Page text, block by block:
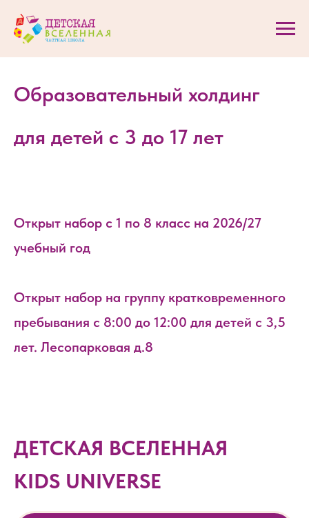
Образовательный холдинг
для детей с 3 до 17 лет
Открыт набор с 1 по 8 класс на 2026/27
учебный год
Открыт набор на группу кратковременного
пребывания с 8:00 до 12:00 для детей с 3,5
лет. Лесопарковая д.8
ДЕТСКАЯ ВСЕЛЕННАЯ
KIDS UNIVERSE